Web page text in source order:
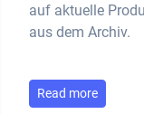
auf aktuelle
aus dem Archiv.
Read more